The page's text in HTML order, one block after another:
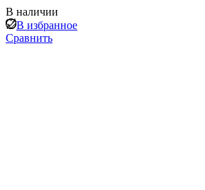
В наличии
В избранное
Сравнить